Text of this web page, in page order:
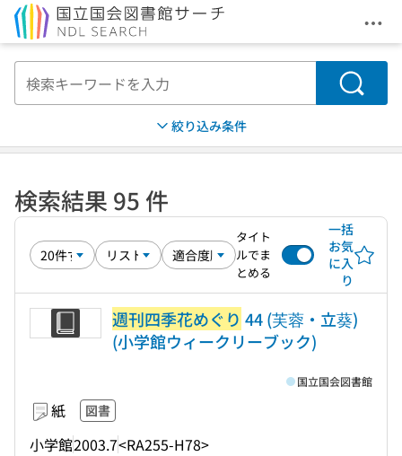
メ
検索
絞り込み条件
検索結果 95 件
タイト
ルでま
とめる
一括
お気
に入
り
週刊四季花めぐり 44 (芙蓉・立葵)
(小学館ウィークリーブック)
紙 図書
小学館2003.7<RA255-H78>
国立国会図書館